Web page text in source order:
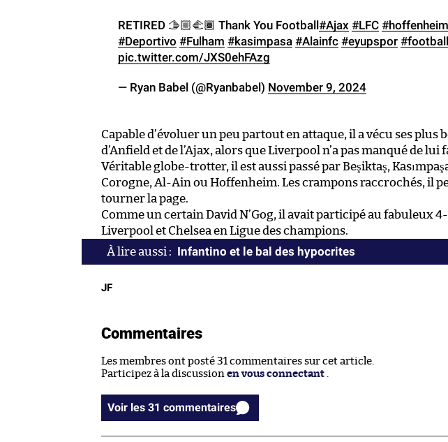
RETIRED 🫱🏼‍🫲🏾 Thank You Football#Ajax #LFC #hoffenheim
#Deportivo #Fulham #kasimpasa #Alainfc #eyupspor #football
pic.twitter.com/JXS0ehFAzg
— Ryan Babel (@Ryanbabel) November 9, 2024
Capable d’évoluer un peu partout en attaque, il a vécu ses plus
d’Anfield et de l’Ajax, alors que Liverpool n’a pas manqué de lui
Véritable globe-trotter, il est aussi passé par Beşiktaş,
Corogne, Al-Ain ou Hoffenheim. Les crampons raccrochés, il
tourner la page.
Comme un certain David N’Gog, il avait participé au fabuleux
Liverpool et Chelsea en Ligue des champions.
Infantino et le bal des hypocrites
JF
Commentaires
Les membres ont posté 31 commentaires sur cet article.
Participez à la discussion en vous connectant .
Voir les 31 commentaires